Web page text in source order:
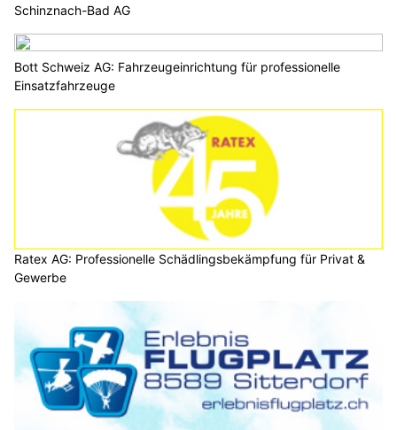
Schinznach-Bad AG
Bott Schweiz AG: Fahrzeugeinrichtung für professionelle
Einsatzfahrzeuge
Ratex AG: Professionelle Schädlingsbekämpfung für Privat &
Gewerbe